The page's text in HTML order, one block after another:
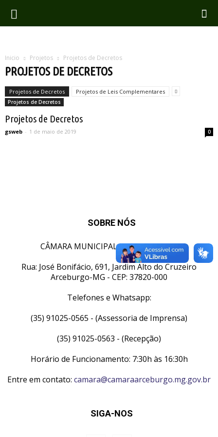
Inicio Projetos Projetos de Decretos
PROJETOS DE DECRETOS
Projetos de Decretos Projetos de Leis Complementares
Projetos de Decretos
Projetos de Decretos
gsweb - 1 de maio de 2019 0
SOBRE NÓS
CÂMARA MUNICIPAL DE ARCEBURGO
Rua: José Bonifácio, 691, Jardim Alto do Cruzeiro
Arceburgo-MG - CEP: 37820-000
Telefones e Whatsapp:
(35) 91025-0565 - (Assessoria de Imprensa)
(35) 91025-0563 - (Recepção)
Horário de Funcionamento: 7:30h às 16:30h
Entre em contato: camara@camaraarceburgo.mg.gov.br
SIGA-NOS